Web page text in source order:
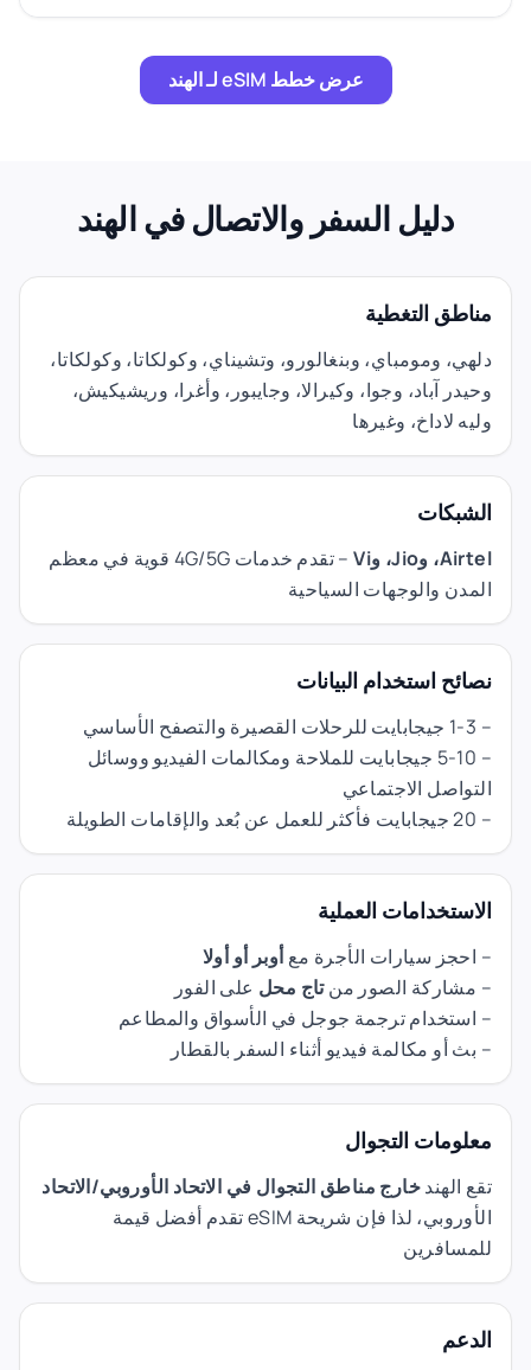
عرض خطط eSIM لـ الهند
دليل السفر والاتصال في الهند
مناطق التغطية
دلهي، ومومباي، وبنغالورو، وتشيناي، وكولكاتا، وكولكاتا،
وحيدر آباد، وجوا، وكيرالا، وجايبور، وأغرا، وريشيكيش،
وليه لاداخ، وغيرها
الشبكات
Airtel، وJio، وVi
– تقدم خدمات 4G/5G قوية في معظم
المدن والوجهات السياحية
نصائح استخدام البيانات
– 1-3 جيجابايت للرحلات القصيرة والتصفح الأساسي
– 5-10 جيجابايت للملاحة ومكالمات الفيديو ووسائل
التواصل الاجتماعي
– 20 جيجابايت فأكثر للعمل عن بُعد والإقامات الطويلة
الاستخدامات العملية
– احجز سيارات الأجرة معأوبر أو أولا
– مشاركة الصور منتاج محل على الفور
– استخدام ترجمة جوجل في الأسواق والمطاعم
– بث أو مكالمة فيديو أثناء السفر بالقطار
معلومات التجوال
تقع الهندخارج مناطق التجوال في الاتحاد الأوروبي/الاتحاد
الأوروبي، لذا فإن شريحة eSIM تقدم أفضل قيمة
للمسافرين
الدعم